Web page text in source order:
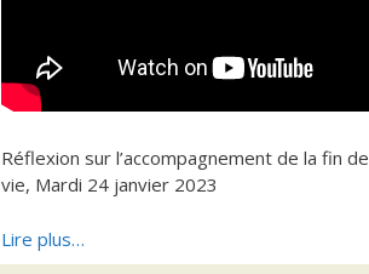
Réflexion sur l’accompagnement de la fin de
vie, Mardi 24 janvier 2023
Lire plus…